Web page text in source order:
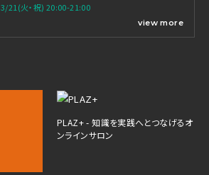
3/21(火・祝) 20:00-21:00
view more
PLAZ+ - 知識を実践へとつなげるオ
ンラインサロン